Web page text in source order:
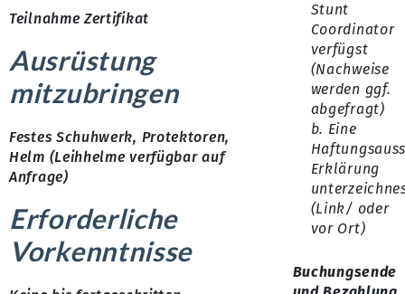
Teilnahme Zertifikat
Ausrüstung
mitzubringen
Festes Schuhwerk, Protektoren,
Helm (Leihhelme verfügbar auf
Anfrage)
Erforderliche
Vorkenntnisse
Stunt
Coordinator
verfügst
(Nachweise
werden ggf.
abgefragt)
b. Eine
Erklärung
(Link/ oder
vor Ort)
Buchungsende